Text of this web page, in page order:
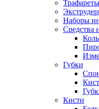
Трафареты
Наборы
Средства
Губки
Кисти